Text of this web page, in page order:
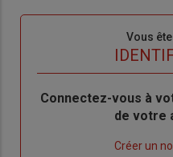
Vous
Body
Connectez-vous à
de votre
Créer un